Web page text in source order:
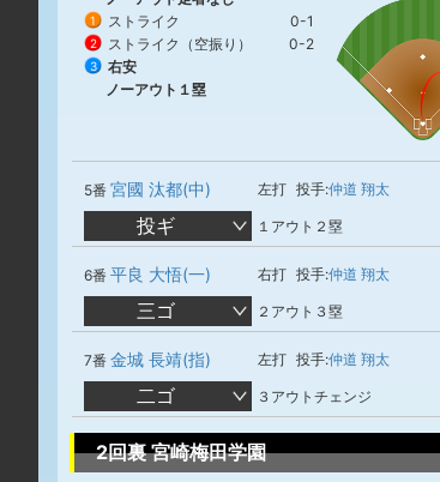
1 ストライク 0-1
2 ストライク（空振り） 0-2
3
右安
ノーアウト１塁
5番 宮國 汰都(中) 左打 投手:仲道 翔太
投ギ １アウト２塁
6番 平良 大悟(一) 右打 投手:仲道 翔太
三ゴ ２アウト３塁
7番 金城 長靖(指) 左打 投手:仲道 翔太
二ゴ ３アウトチェンジ
2回裏 宮崎梅田学園